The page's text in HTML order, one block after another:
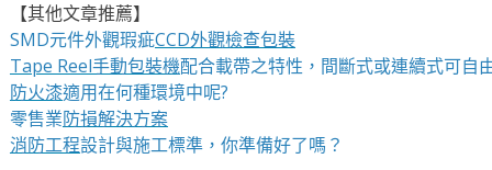
【其他文章推薦】
SMD元件外觀瑕疵CCD外觀檢查包裝
Tape Reel手動包裝機配合載帶之特性，間斷式或連續式可自
防火漆適用在何種環境中呢?
零售業防損解決方案
消防工程設計與施工標準，你準備好了嗎？